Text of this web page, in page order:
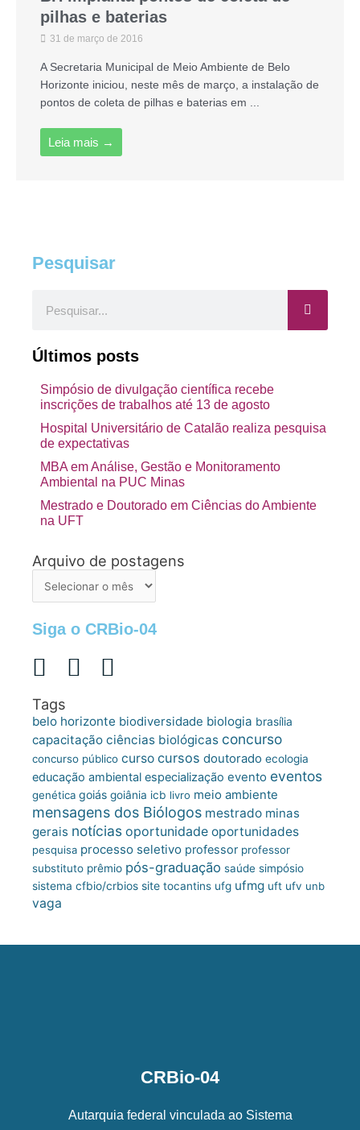
pilhas e baterias
31 de março de 2016
A Secretaria Municipal de Meio Ambiente de Belo
Horizonte iniciou, neste mês de março, a instalação de
pontos de coleta de pilhas e baterias em ...
Leia mais →
Pesquisar
Últimos posts
Simpósio de divulgação científica recebe
inscrições de trabalhos até 13 de agosto
Hospital Universitário de Catalão realiza pesquisa
de expectativas
MBA em Análise, Gestão e Monitoramento
Ambiental na PUC Minas
Mestrado e Doutorado em Ciências do Ambiente
na UFT
Arquivo de postagens
Arquivo
Siga o CRBio-04
Tags
belo horizonte biodiversidade biologia brasília
capacitação ciências biológicas concurso
concurso público curso cursos doutorado ecologia
educação ambiental especialização evento eventos
genética goiás goiânia icb livro meio ambiente
mensagens dos Biólogos mestrado minas
gerais notícias oportunidade oportunidades
pesquisa processo seletivo professor professor
substituto prêmio pós-graduação saúde simpósio
sistema cfbio/crbios site tocantins ufg ufmg uft ufv unb
vaga
CRBio-04
Autarquia federal vinculada ao Sistema